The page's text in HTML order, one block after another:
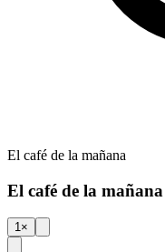
El café de la mañana
El café de la
1×